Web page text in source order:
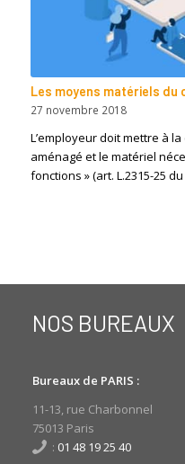
Les moyens matériels du
27 novembre 2018
L’employeur doit mettre à
aménagé et le matériel
fonctions » (art. L.2315-25
NOS BUREAUX
Bureaux de PARIS :
11-13, rue Charbonnel
75013 Paris
: 01 48 19 25 40